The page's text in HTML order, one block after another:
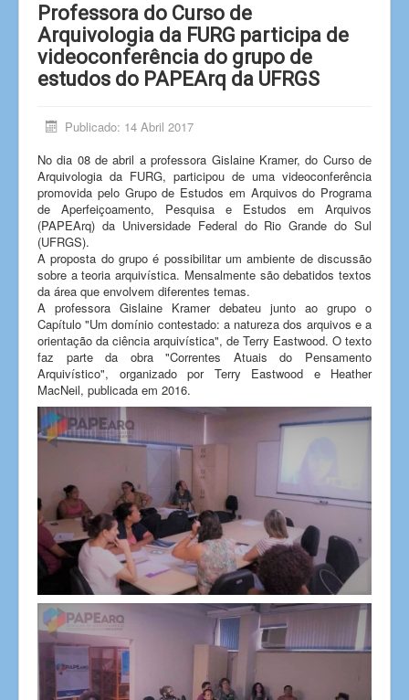
Professora do Curso de
Arquivologia da FURG participa de
videoconferência do grupo de
estudos do PAPEArq da UFRGS
Publicado: 14 Abril 2017
No dia 08 de abril a professora Gislaine Kramer, do Curso de
Arquivologia da FURG, participou de uma videoconferência
promovida pelo Grupo de Estudos em Arquivos do Programa
de Aperfeiçoamento, Pesquisa e Estudos em Arquivos
(PAPEArq) da Universidade Federal do Rio Grande do Sul
(UFRGS).
A proposta do grupo é possibilitar um ambiente de discussão
sobre a teoria arquivística. Mensalmente são debatidos textos
da área que envolvem diferentes temas.
A professora Gislaine Kramer debateu junto ao grupo o
Capítulo "Um domínio contestado: a natureza dos arquivos e a
orientação da ciência arquivística", de Terry Eastwood. O texto
faz parte da obra "Correntes Atuais do Pensamento
Arquivístico", organizado por Terry Eastwood e Heather
MacNeil, publicada em 2016.